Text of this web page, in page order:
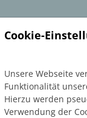
Cookie-
Unsere Webseite
Funktionalität
Hierzu werden
Verwendung der